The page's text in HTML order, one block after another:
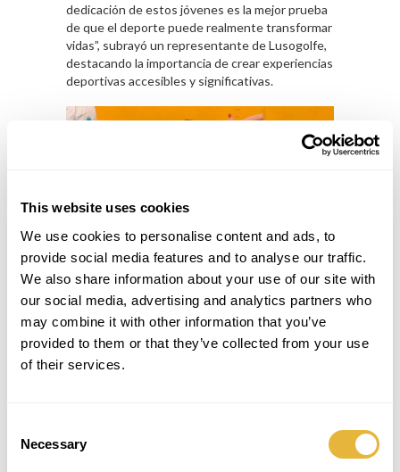
This website uses cookies
We use cookies to personalise content and ads, to
provide social media features and to analyse our traffic.
We also share information about your use of our site with
our social media, advertising and analytics partners who
may combine it with other information that you’ve
provided to them or that they’ve collected from your use
of their services.
Selection
Necessary
dedicación de estos jóvenes es la mejor prueba
de que el deporte puede realmente transformar
vidas”, subrayó un representante de Lusogolfe,
destacando la importancia de crear experiencias
deportivas accesibles y significativas.
Un evento que inspira el futuro
El Día Paralímpico Joven volvió a consolidarse
como una de las mayores celebraciones